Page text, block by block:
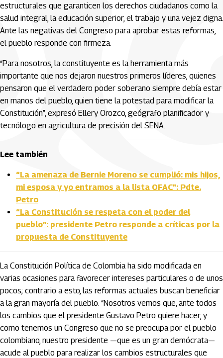
estructurales que garanticen los derechos ciudadanos como la
salud integral, la educación superior, el trabajo y una vejez digna.
Ante las negativas del Congreso para aprobar estas reformas,
el pueblo responde con firmeza.
“Para nosotros, la constituyente es la herramienta más
importante que nos dejaron nuestros primeros líderes, quienes
pensaron que el verdadero poder soberano siempre debía estar
en manos del pueblo, quien tiene la potestad para modificar la
Constitución”, expresó Ellery Orozco, geógrafo planificador y
tecnólogo en agricultura de precisión del SENA.
Lee también
“La amenaza de Bernie Moreno se cumplió: mis hijos,
mi esposa y yo entramos a la lista OFAC”: Pdte.
Petro
“La Constitución se respeta con el poder del
pueblo”: presidente Petro responde a críticas por la
propuesta de Constituyente
La Constitución Política de Colombia ha sido modificada en
varias ocasiones para favorecer intereses particulares o de unos
pocos; contrario a esto, las reformas actuales buscan beneficiar
a la gran mayoría del pueblo. “Nosotros vemos que, ante todos
los cambios que el presidente Gustavo Petro quiere hacer, y
como tenemos un Congreso que no se preocupa por el pueblo
colombiano, nuestro presidente —que es un gran demócrata—
acude al pueblo para realizar los cambios estructurales que